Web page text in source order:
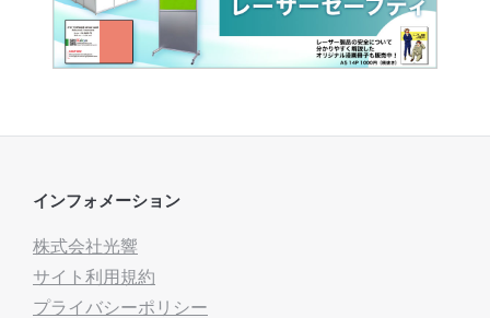
インフォメーション
株式会社光響
サイト利用規約
プライバシーポリシー